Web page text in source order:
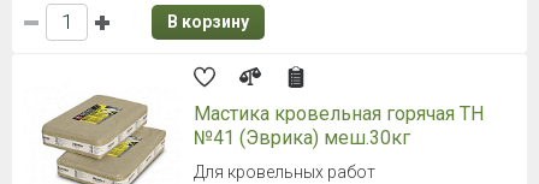
В корзину
Мастика кровельная горячая ТН
№41 (Эврика) меш.30кг
Для кровельных работ